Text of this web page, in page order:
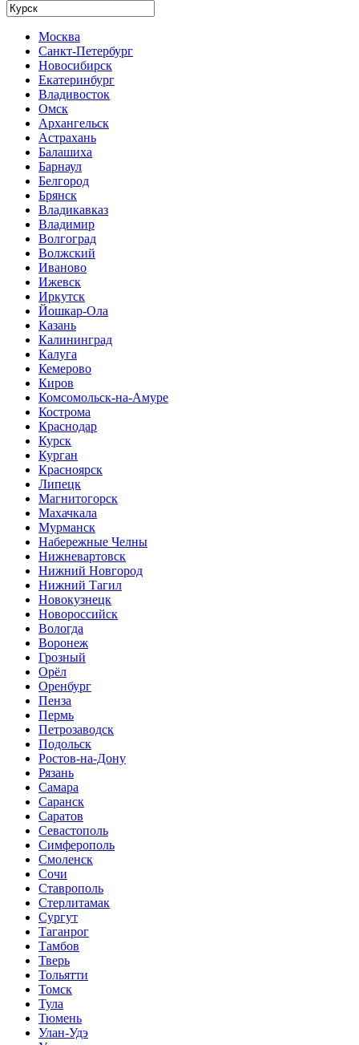
Москва
Санкт-Петербург
Новосибирск
Екатеринбург
Владивосток
Омск
Архангельск
Астрахань
Балашиха
Барнаул
Белгород
Брянск
Владикавказ
Владимир
Волгоград
Волжский
Иваново
Ижевск
Иркутск
Йошкар-Ола
Казань
Калининград
Калуга
Кемерово
Киров
Комсомольск-на-Амуре
Кострома
Краснодар
Курск
Курган
Красноярск
Липецк
Магнитогорск
Махачкала
Мурманск
Набережные Челны
Нижневартовск
Нижний Новгород
Нижний Тагил
Новокузнецк
Новороссийск
Вологда
Воронеж
Грозный
Орёл
Оренбург
Пенза
Пермь
Петрозаводск
Подольск
Ростов-на-Дону
Рязань
Самара
Саранск
Саратов
Севастополь
Симферополь
Смоленск
Сочи
Ставрополь
Стерлитамак
Сургут
Таганрог
Тамбов
Тверь
Тольятти
Томск
Тула
Тюмень
Улан-Удэ